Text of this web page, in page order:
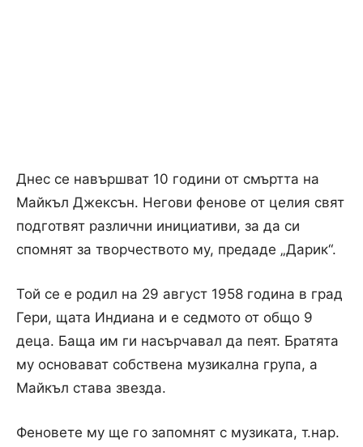
Днес се навършват 10 години от смъртта на
Майкъл Джексън. Негови фенове от целия свят
подготвят различни инициативи, за да си
спомнят за творчеството му, предаде „Дарик“.
Той се е родил на 29 август 1958 година в град
Гери, щата Индиана и е седмото от общо 9
деца. Баща им ги насърчавал да пеят. Братята
му основават собствена музикална група, а
Майкъл става звезда.
Феновете му ще го запомнят с музиката, т.нар.